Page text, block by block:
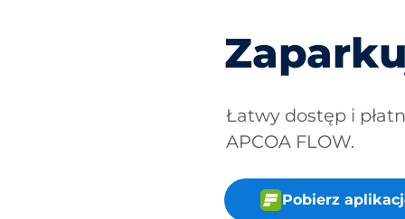
Łatwy dostęp i
APCOA FLOW.
Pobierz